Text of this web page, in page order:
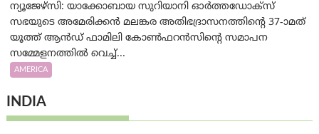
ന്യൂജേഴ്സി: യാക്കോബായ സുറിയാനി ഓര്‍ത്തഡോക്സ്
സഭയുടെ അമേരിക്കന്‍ മലങ്കര അതിഭദ്രാസനത്തിന്‍റെ 37-ാമത്
യൂത്ത് ആന്‍ഡ് ഫാമിലി കോണ്‍ഫറന്‍സിന്‍റെ സമാപന
സമ്മേളനത്തില്‍ വെച്ച്...
AMERICA
INDIA